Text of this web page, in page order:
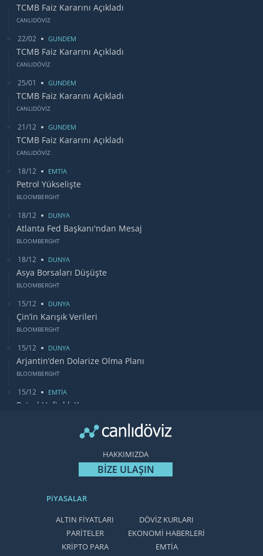
TCMB Faiz Kararını Açıkladı
CANLIDÖVİZ
22/02 GUNDEM
TCMB Faiz Kararını Açıkladı
CANLIDÖVİZ
25/01 GUNDEM
TCMB Faiz Kararını Açıkladı
CANLIDÖVİZ
21/12 GUNDEM
TCMB Faiz Kararını Açıkladı
CANLIDÖVİZ
18/12 EMTİA
Petrol Yükselişte
BLOOMBERGHT
18/12 DUNYA
Atlanta Fed Başkanı'ndan Mesaj
BLOOMBERGHT
18/12 DUNYA
Asya Borsaları Düşüşte
BLOOMBERGHT
15/12 DUNYA
Çin’in Karışık Verileri
BLOOMBERGHT
15/12 DUNYA
Arjantin’den Dolarize Olma Planı
BLOOMBERGHT
15/12 EMTİA
Petrol Haftalık Kazancı
Bugün Gözler Fed Faiz Kararında
HAKKIMIZDA
BİZE ULAŞIN
PiYASALAR
ALTIN FİYATLARI
DÖVİZ KURLARI
PARİTELER
EKONOMİ HABERLERİ
KRİPTO PARA
EMTİA